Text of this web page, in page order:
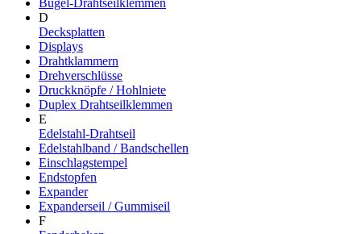
Bügel-Drahtseilklemmen
D
Decksplatten
Displays
Drahtklammern
Drehverschlüsse
Druckknöpfe / Hohlniete
Duplex Drahtseilklemmen
E
Edelstahl-Drahtseil
Edelstahlband / Bandschellen
Einschlagstempel
Endstopfen
Expander
Expanderseil / Gummiseil
F